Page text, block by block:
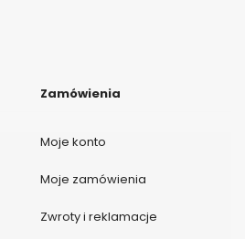
Zamówienia
Moje konto
Moje zamówienia
Zwroty i reklamacje